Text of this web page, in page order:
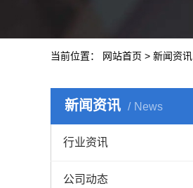
当前位置： 网站首页 > 新闻资讯
新闻资讯 News
行业资讯
公司动态